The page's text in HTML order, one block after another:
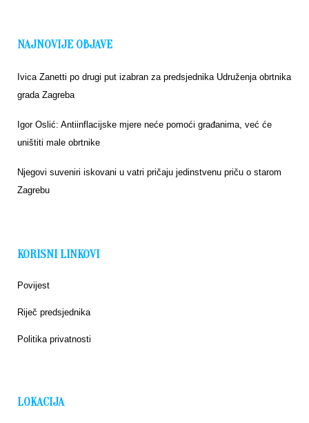
NAJNOVIJE OBJAVE
Ivica Zanetti po drugi put izabran za predsjednika Udruženja obrtnika
grada Zagreba
Igor Oslić: Antiinflacijske mjere neće pomoći građanima, već će
uništiti male obrtnike
Njegovi suveniri iskovani u vatri pričaju jedinstvenu priču o starom
Zagrebu
KORISNI LINKOVI
Povijest
Riječ predsjednika
Politika privatnosti
LOKACIJA